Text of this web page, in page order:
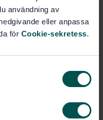
användning av
eller anpassa
för Cookie-sekretess.
SIS/TK